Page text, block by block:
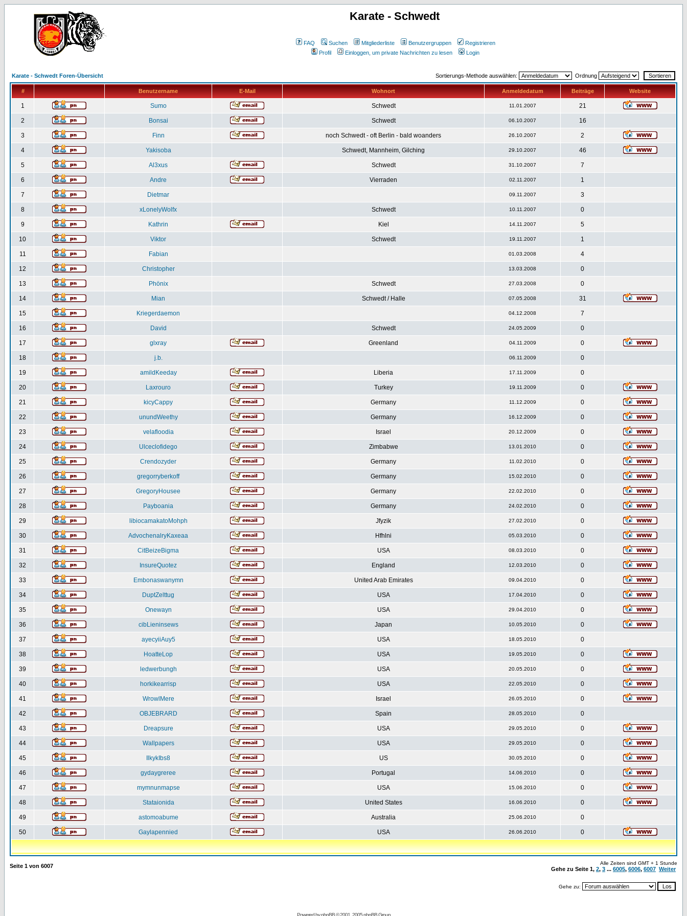
Karate - Schwedt
FAQ Suchen Mitgliederliste Benutzergruppen
Registrieren
Profil
Einloggen, um private Nachrichten zu lesen Login
Karate - Schwedt Foren-Übersicht Sortierungs-Methode auswählen: Ordnung
# Benutzername E-Mail Wohnort Anmeldedatum Beiträge Website
1 Sumo Schwedt 11.01.2007 21
2 Bonsai Schwedt 06.10.2007 16
3 Finn noch Schwedt - oft Berlin - bald woanders 26.10.2007 2
4 Yakisoba Schwedt, Mannheim, Gilching 29.10.2007 46
5 Al3xus Schwedt 31.10.2007 7
6 Andre Vierraden 02.11.2007 1
7 Dietmar 09.11.2007 3
8 xLonelyWolfx Schwedt 10.11.2007 0
9 Kathrin Kiel 14.11.2007 5
10 Viktor Schwedt 19.11.2007 1
11 Fabian 01.03.2008 4
12 Christopher 13.03.2008 0
13 Phönix Schwedt 27.03.2008 0
14 Mian Schwedt / Halle 07.05.2008 31
15 Kriegerdaemon 04.12.2008 7
16 David Schwedt 24.05.2009 0
17 glxray Greenland 04.11.2009 0
18 j.b. 06.11.2009 0
19 amildKeeday Liberia 17.11.2009 0
20 Laxrouro Turkey 19.11.2009 0
21 kicyCappy Germany 11.12.2009 0
22 unundWeethy Germany 16.12.2009 0
23 velafloodia Israel 20.12.2009 0
24 Ulceclofidego Zimbabwe 13.01.2010 0
25 Crendozyder Germany 11.02.2010 0
26 gregorryberkoff Germany 15.02.2010 0
27 GregoryHousee Germany 22.02.2010 0
28 Payboania Germany 24.02.2010 0
29 libiocamakatoMohph Jfyzik 27.02.2010 0
30 AdvochenalryKaxeaa Hfhlni 05.03.2010 0
31 CitBeizeBigma USA 08.03.2010 0
32 InsureQuotez England 12.03.2010 0
33 Embonaswanymn United Arab Emirates 09.04.2010 0
34 DuptZelttug USA 17.04.2010 0
35 Onewayn USA 29.04.2010 0
36 cibLieninsews Japan 10.05.2010 0
37 ayecyiiAuy5 USA 18.05.2010 0
38 HoatteLop USA 19.05.2010 0
39 ledwerbungh USA 20.05.2010 0
40 horkikearrisp USA 22.05.2010 0
41 WrowlMere Israel 26.05.2010 0
42 OBJEBRARD Spain 28.05.2010 0
43 Dreapsure USA 29.05.2010 0
44 Wallpapers USA 29.05.2010 0
45 IlkykIbs8 US 30.05.2010 0
46 gydaygreree Portugal 14.06.2010 0
47 mymnunmapse USA 15.06.2010 0
48 Stataionida United States 16.06.2010 0
49 astomoabume Australia 25.06.2010 0
50 Gaylapennied USA 26.06.2010 0
Seite 1 von 6007 Alle Zeiten sind GMT + 1 Stunde
Gehe zu Seite 1, 2, 3 ... 6005, 6006, 6007 Weiter
Gehe zu:
Powered byphpBB© 2001, 2005 phpBB Group